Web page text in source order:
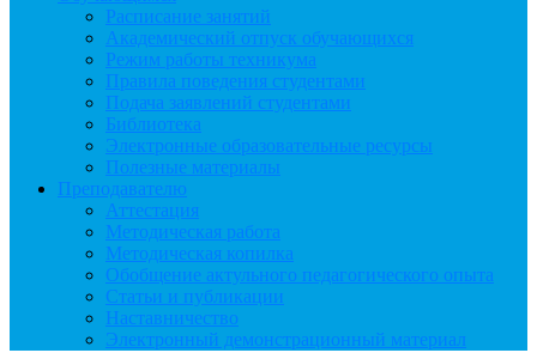
Расписание занятий
Академический отпуск обучающихся
Режим работы техникума
Правила поведения студентами
Подача заявлений студентами
Библиотека
Электронные образовательные ресурсы
Полезные материалы
Преподавателю
Аттестация
Методическая работа
Методическая копилка
Обобщение актульного педагогического опыта
Статьи и публикации
Наставничество
Электронный демонстрационный материал